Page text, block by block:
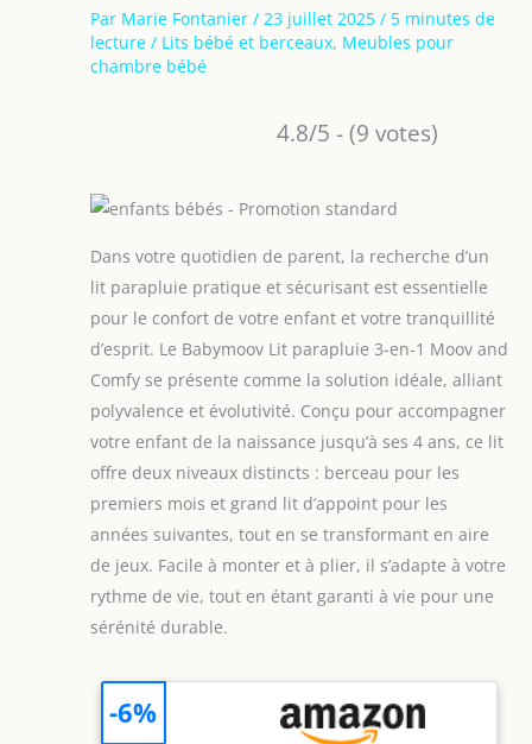
Par Marie Fontanier / 23 juillet 2025 / 5 minutes de
lecture / Lits bébé et berceaux, Meubles pour
chambre bébé
4.8/5 - (9 votes)
Dans votre quotidien de parent, la recherche d’un
lit parapluie pratique et sécurisant est essentielle
pour le confort de votre enfant et votre tranquillité
d’esprit. Le Babymoov Lit parapluie 3-en-1 Moov and
Comfy se présente comme la solution idéale, alliant
polyvalence et évolutivité. Conçu pour accompagner
votre enfant de la naissance jusqu’à ses 4 ans, ce lit
offre deux niveaux distincts : berceau pour les
premiers mois et grand lit d’appoint pour les
années suivantes, tout en se transformant en aire
de jeux. Facile à monter et à plier, il s’adapte à votre
rythme de vie, tout en étant garanti à vie pour une
sérénité durable.
-6%